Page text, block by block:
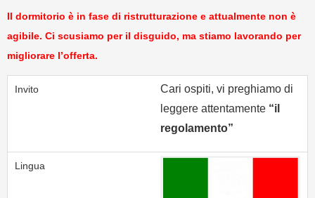
Il dormitorio è in fase di ristrutturazione e attualmente non è
agibile. Ci scusiamo per il disguido, ma stiamo lavorando per
migliorare l’offerta.
Cari ospiti, vi preghiamo di
leggere attentamente “il
regolamento”